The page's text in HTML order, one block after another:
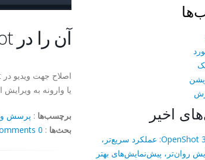
آن را در OpenShot امتحان کنید
یا وارونه به ویرایش
برچسب‌ها : پرسش و
بحث‌ها :
0 Comments
اخیر
OpenShot 3.5.1: عملکرد سریع‌تر،
روان‌تر، پیش‌نمایش‌های بهتر